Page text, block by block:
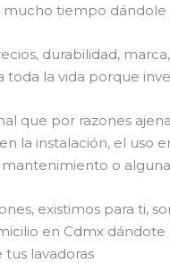
mucho tiempo dándole
durabilidad,
toda la vida porque
que por razones
la instalación, el
o
existimos para ti,
en Cdmx
lavadoras